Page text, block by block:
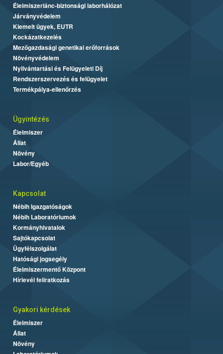
Élelmiszerlánc-biztonsági laborhálózat
Járványvédelem
Kiemelt ügyek, EUTR
Kockázatkezelés
Mezőgazdasági genetikai erőforrások
Növényvédelem
Nyilvántartási és Felügyeleti Díj
Rendszerszervezés és felügyelet
Termékpálya-ellenőrzés
Ügyintézés
Élelmiszer
Állat
Növény
Labor/Egyéb
Kapcsolat
Nébih Igazgatóságok
Nébih Laboratóriumok
Kormányhivatalok
Sajtókapcsolat
Ügyfélszolgálat
Hatósági jogsegély
Élelmiszermentő Központ
Hírlevél feliratkozás
Gyakori kérdések
Élelmiszer
Állat
Növény